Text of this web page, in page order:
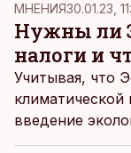
MНЕНИЯ30.01.23,
Нужны ли
налоги и
Учитывая, что
климатической
введение
виде кажется